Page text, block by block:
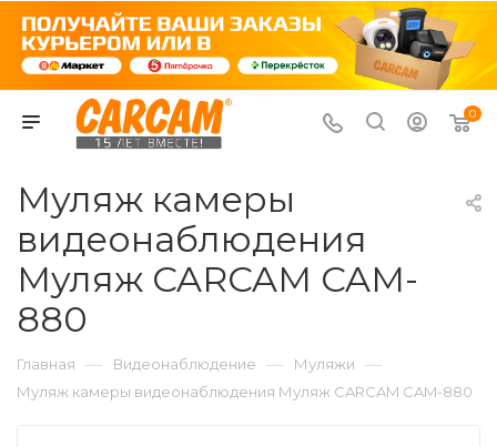
0
Муляж камеры
видеонаблюдения
Муляж CARCAM CAM-
880
Главная — Видеонаблюдение — Муляжи —
Муляж камеры видеонаблюдения Муляж CARCAM CAM-880